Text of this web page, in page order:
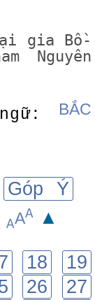
gia Bồ-
Nguyên
BẮC
Góp Ý
AAA ▲
18
19
26
27